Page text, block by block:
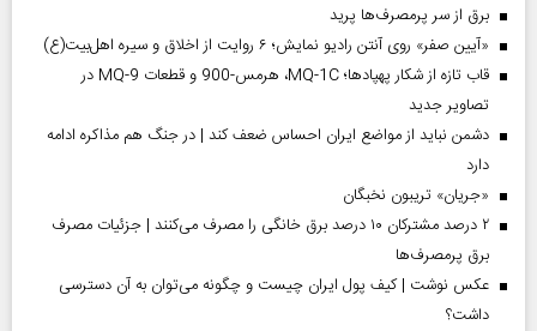
برق از سر پرمصرف‌ها پرید
«آیین صفر» روی آنتن رادیو نمایش؛ ۶ روایت از اخلاق و سیره اهل‌بیت(ع)
قاب تازه از شکار پهپادها؛ MQ-1C، هرمس-900 و قطعات MQ-9 در
تصاویر جدید
دشمن نباید از مواضع ایران احساس ضعف کند | در جنگ هم مذاکره ادامه
دارد
«جریان» تریبون نخبگان
۲ درصد مشترکان ۱۰ درصد برق خانگی را مصرف می‌کنند | جزئیات مصرف
برق پرمصرف‌ها
عکس نوشت | کیف پول ایران چیست و چگونه می‌توان به آن دسترسی
داشت؟